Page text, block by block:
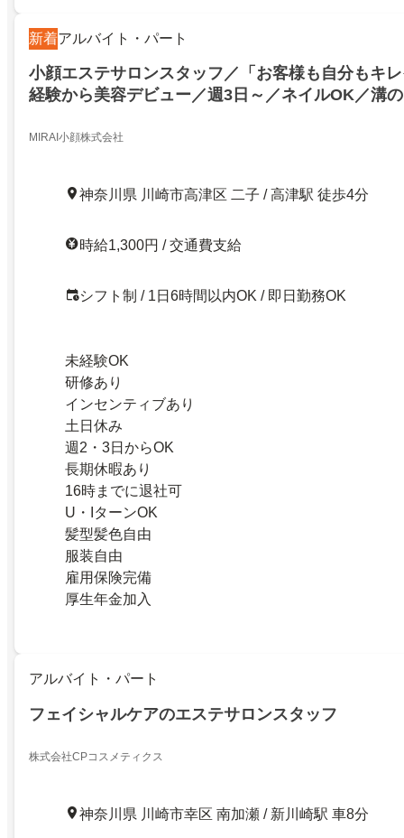
新着アルバイト・パート
小顔エステサロンスタッフ／「お客様も自分もキ
経験から美容デビュー／週3日～／ネイルOK／溝
MIRAI小顔株式会社
神奈川県 川崎市高津区 二子 / 高津駅 徒歩4分
時給1,300円 / 交通費支給
シフト制 / 1日6時間以内OK / 即日勤務OK
未経験OK
研修あり
インセンティブあり
土日休み
週2・3日からOK
長期休暇あり
16時までに退社可
U・IターンOK
髪型髪色自由
服装自由
雇用保険完備
厚生年金加入
アルバイト・パート
フェイシャルケアのエステサロンスタッフ
株式会社CPコスメティクス
神奈川県 川崎市幸区 南加瀬 / 新川崎駅 車8分